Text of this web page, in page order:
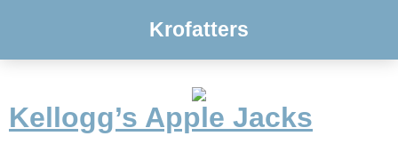
Krofatters
Kellogg’s Apple Jacks